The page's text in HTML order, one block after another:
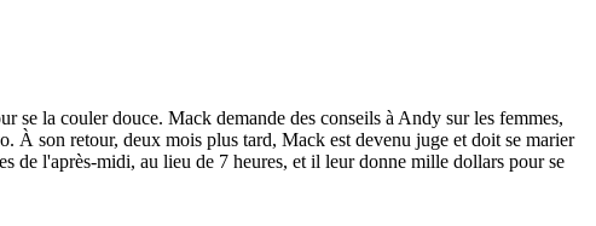
la couler douce. Mack demande des conseils à Andy sur les femmes,
À son retour, deux mois plus tard, Mack est devenu juge et doit se marier
de l'après-midi, au lieu de 7 heures, et il leur donne mille dollars pour se